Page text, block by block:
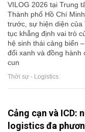
VILOG 2026 tại Trung
Thành phố Hồ Chí
trước, sự hiện diện của
tục khẳng định vai trò
hệ sinh thái cảng biển
đổi xanh và đồng hành
cun
Thời sự - Logistics
Cảng cạn và ICD:
logistics đa